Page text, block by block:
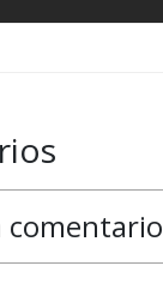
comentario